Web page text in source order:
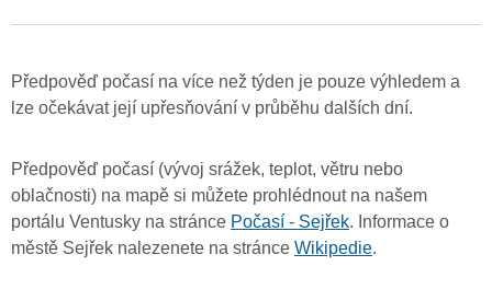
Předpověď počasí na více než týden je pouze výhledem a
lze očekávat její upřesňování v průběhu dalších dní.
Předpověď počasí (vývoj srážek, teplot, větru nebo
oblačnosti) na mapě si můžete prohlédnout na našem
portálu Ventusky na stránce Počasí - Sejřek. Informace o
městě Sejřek nalezenete na stránce Wikipedie.